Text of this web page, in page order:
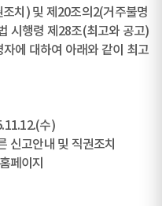
치) 및 제20조의2(거주불명
시행령 제28조(최고와 공고)
에 대하여 아래와 같이 최고
수)
신고안내 및 직권조치
페이지